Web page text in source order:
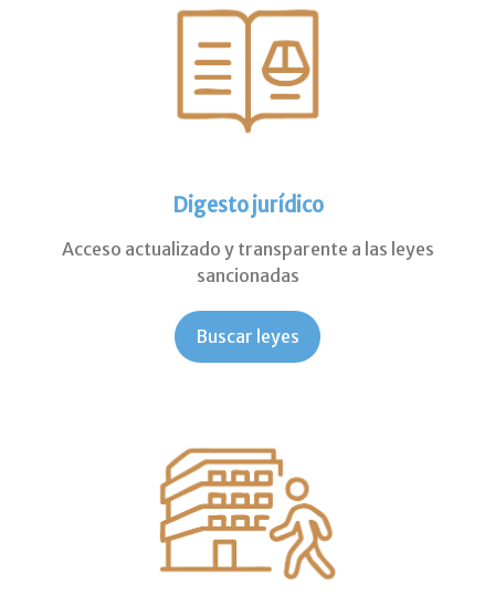
Digesto jurídico
Acceso actualizado y transparente a las leyes
sancionadas
Buscar leyes